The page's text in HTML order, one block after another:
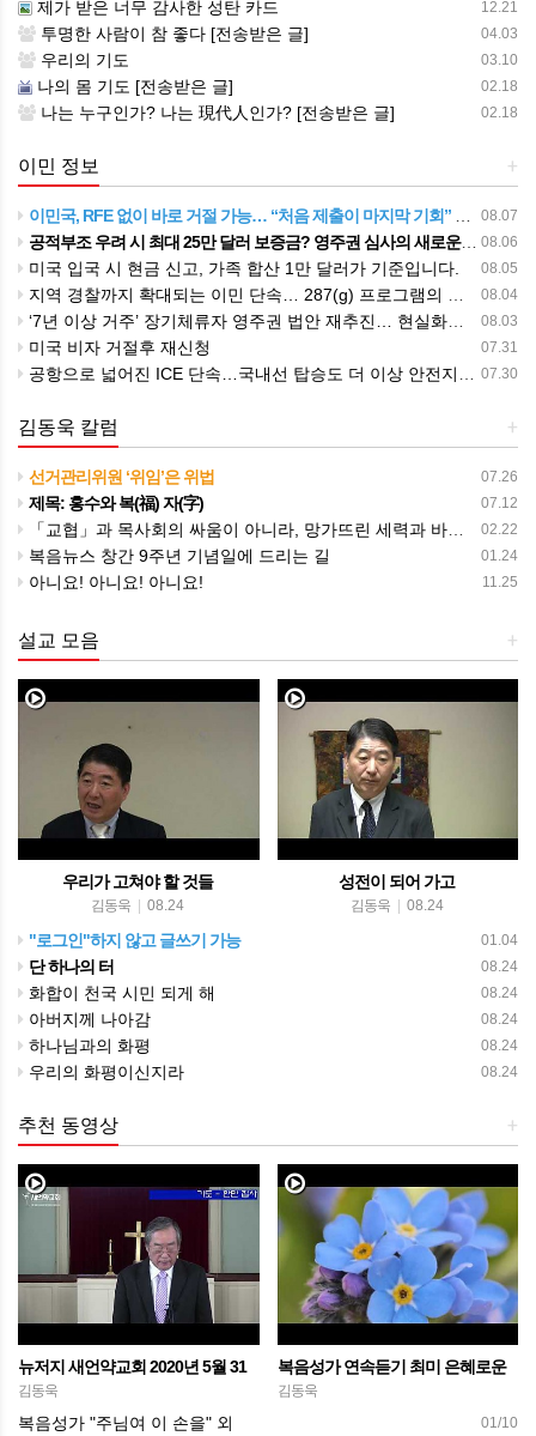
12.21
제가 받은 너무 감사한 성탄 카드
04.03
투명한 사람이 참 좋다 [전송받은 글]
03.10
우리의 기도
02.18
나의 몸 기도 [전송받은 글]
02.18
나는 누구인가? 나는 現代人인가? [전송받은 글]
+
이민 정보
08.07
이민국, RFE 없이 바로 거절 가능… “처음 제출이 마지막 기회” 시대가 시작됩니다.
08.06
공적부조 우려 시 최대 25만 달러 보증금? 영주권 심사의 새로운 변수
08.05
미국 입국 시 현금 신고, 가족 합산 1만 달러가 기준입니다.
08.04
지역 경찰까지 확대되는 이민 단속… 287(g) 프로그램의 대대적 확장
08.03
‘7년 이상 거주’ 장기체류자 영주권 법안 재추진… 현실화될 수 있을까?
07.31
미국 비자 거절후 재신청
07.30
공항으로 넓어진 ICE 단속…국내선 탑승도 더 이상 안전지대 아니다.
+
김동욱 칼럼
07.26
선거관리위원 ‘위임’은 위법
07.12
제목: 홍수와 복(福) 자(字)
02.22
「교협」과 목사회의 싸움이 아니라, 망가뜨린 세력과 바로세우려는 세력과의 싸움이다
01.24
복음뉴스 창간 9주년 기념일에 드리는 길
11.25
아니요! 아니요! 아니요!
+
설교 모음
우리가 고쳐야 할 것들
김동욱 08.24
성전이 되어 가고
김동욱 08.24
01.04
"로그인"하지 않고 글쓰기 가능
08.24
단 하나의 터
08.24
화합이 천국 시민 되게 해
08.24
아버지께 나아감
08.24
하나님과의 화평
08.24
우리의 화평이신지라
+
추천 동영상
뉴저지 새언약교회 2020년 5월 31
일 주일 온라인 예배
김동욱
복음성가 연속듣기 최미 은혜로운
씨씨엠 찬양 모음
김동욱
01/10
복음성가 "주님여 이 손을" 외